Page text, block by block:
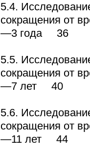
5.4.
сокращения от
—3 года 36
5.5.
сокращения от
—7 лет 40
5.6.
сокращения от
—11 лет 44